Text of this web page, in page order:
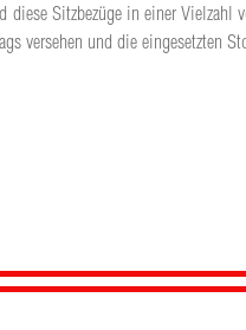
Sitzbezüge in einer Vielzahl
versehen und die eingesetzten